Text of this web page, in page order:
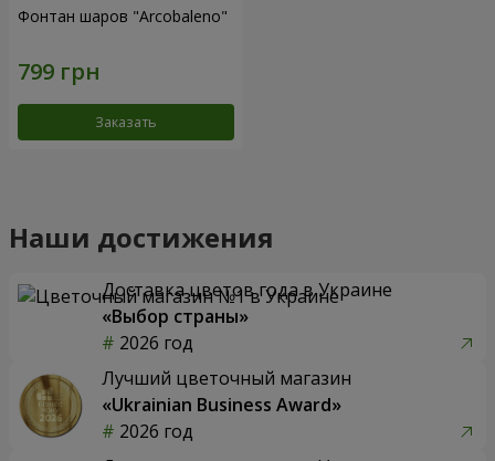
Фонтан шаров "Arcobaleno"
Заказать
Наши достижения
Доставка цветов года в Украине
«Выбор страны»
2026 год
Лучший цветочный магазин
«Ukrainian Business Award»
2026 год